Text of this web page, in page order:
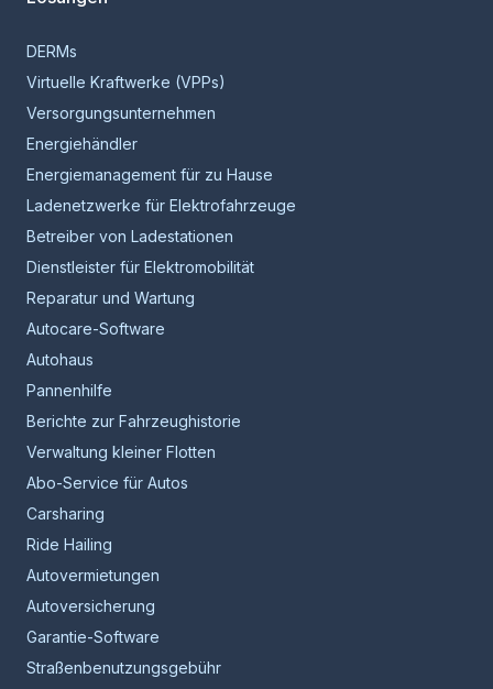
DERMs
Virtuelle Kraftwerke (VPPs)
Versorgungsunternehmen
Energiehändler
Energiemanagement für zu Hause
Ladenetzwerke für Elektrofahrzeuge
Betreiber von Ladestationen
Dienstleister für Elektromobilität
Reparatur und Wartung
Autocare-Software
Autohaus
Pannenhilfe
Berichte zur Fahrzeughistorie
Verwaltung kleiner Flotten
Abo-Service für Autos
Carsharing
Ride Hailing
Autovermietungen
Autoversicherung
Garantie-Software
Straßenbenutzungsgebühr